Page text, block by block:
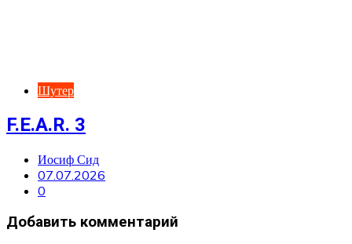
Шутер
F.E.A.R. 3
Иосиф Сид
07.07.2026
0
Добавить комментарий